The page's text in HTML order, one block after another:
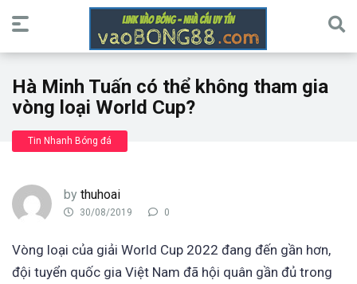
Hà Minh Tuấn có thể không tham gia
vòng loại World Cup?
Tin Nhanh Bóng đá
by thuhoai
30/08/2019 0
Vòng loại của giải World Cup 2022 đang đến gần hơn,
đội tuyển quốc gia Việt Nam đã hội quân gần đủ trong